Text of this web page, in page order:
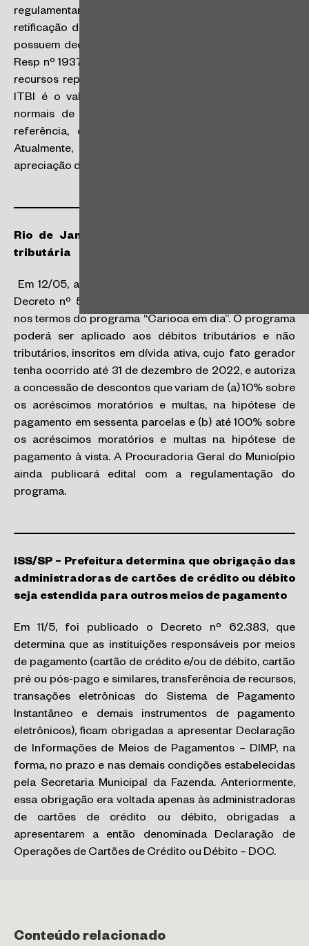
regulamentando os procedimentos para emissão e
retificação de guias de ITBI para os contribuintes que
possuem decisão judicial favorável fundamentada no
Resp nº 1937821/SP (Tema 1.113). O STJ, sob o rito dos
recursos repetitivos, definiu que a base de cálculo do
ITBI é o valor do imóvel transmitido em condições
normais de mercado e não mais o valor venal de
referência, que é base de cálculo para o IPTU.
Atualmente, essa discussão judicial aguarda a
apreciação do STF.
Rio de Janeiro – Prefeitura institui transação
tributária
Em 12/05, a Prefeitura do Rio de Janeiro publicou o
Decreto nº 52.449, que institui a transação tributária,
nos termos do programa “Carioca em dia”. O programa
poderá ser aplicado aos débitos tributários e não
tributários, inscritos em dívida ativa, cujo fato gerador
tenha ocorrido até 31 de dezembro de 2022, e autoriza
a concessão de descontos que variam de (a) 10% sobre
os acréscimos moratórios e multas, na hipótese de
pagamento em sessenta parcelas e (b) até 100% sobre
os acréscimos moratórios e multas na hipótese de
pagamento à vista. A Procuradoria Geral do Município
ainda publicará edital com a regulamentação do
programa.
ISS/SP – Prefeitura determina que obrigação das
administradoras de cartões de crédito ou débito
seja estendida para outros meios de pagamento
Em 11/5, foi publicado o Decreto nº 62.383, que
determina que as instituições responsáveis por meios
de pagamento (cartão de crédito e/ou de débito, cartão
pré ou pós-pago e similares, transferência de recursos,
transações eletrônicas do Sistema de Pagamento
Instantâneo e demais instrumentos de pagamento
eletrônicos), ficam obrigadas a apresentar Declaração
de Informações de Meios de Pagamentos – DIMP, na
forma, no prazo e nas demais condições estabelecidas
pela Secretaria Municipal da Fazenda. Anteriormente,
essa obrigação era voltada apenas às administradoras
de cartões de crédito ou débito, obrigadas a
apresentarem a então denominada Declaração de
Operações de Cartões de Crédito ou Débito – DOC.
Conteúdo relacionado